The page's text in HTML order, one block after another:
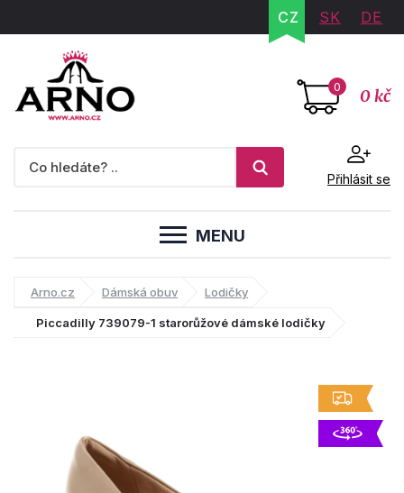
CZ SK DE
0 0 kč
Přihlásit se
MENU
Arno.cz Dámská obuv Lodičky
Piccadilly 739079-1 starorůžové dámské lodičky